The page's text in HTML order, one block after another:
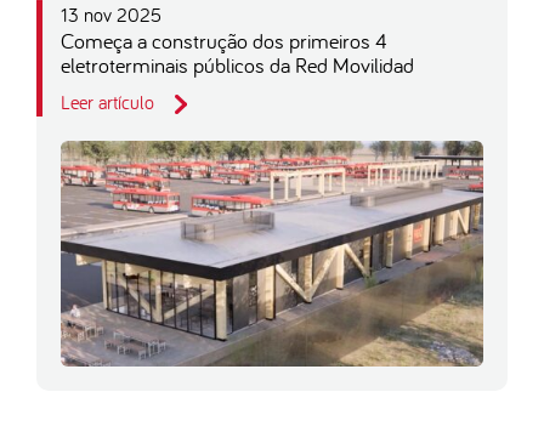
13 nov 2025
Começa a construção dos primeiros 4
eletroterminais públicos da Red Movilidad
Leer artículo